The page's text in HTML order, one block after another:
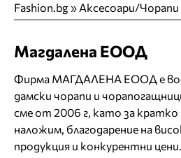
Fashion.bg» Аксесоари/Чорапи
Магдалена ЕООД
Фирма МАГДАЛЕНА ЕООД е
дамски чорапи и
сме от 2006 г, като за кратко
наложим, благодарение на
продукция и конкурентни цени.